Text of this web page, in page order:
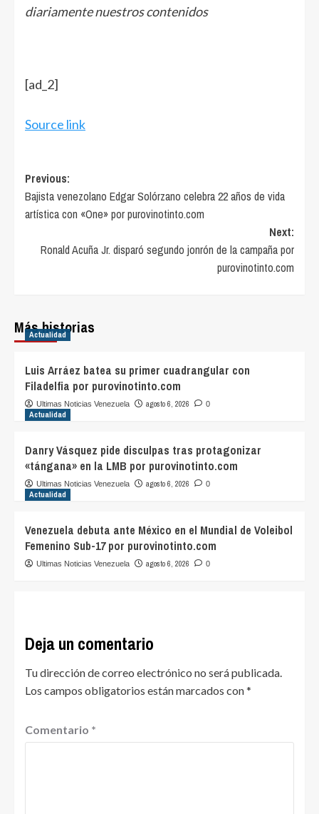
diariamente nuestros contenidos
[ad_2]
Source link
Post
navigation
Previous:
Bajista venezolano Edgar Solórzano celebra 22 años de vida
artística con «One» por purovinotinto.com
Next:
Ronald Acuña Jr. disparó segundo jonrón de la campaña por
purovinotinto.com
Más historias
Actualidad
Luis Arráez batea su primer cuadrangular con
Filadelfia por purovinotinto.com
Ultimas Noticias Venezuela agosto 6, 2026 0
Actualidad
Danry Vásquez pide disculpas tras protagonizar
«tángana» en la LMB por purovinotinto.com
Ultimas Noticias Venezuela agosto 6, 2026 0
Actualidad
Venezuela debuta ante México en el Mundial de Voleibol
Femenino Sub-17 por purovinotinto.com
Ultimas Noticias Venezuela agosto 6, 2026 0
Deja un comentario
Tu dirección de correo electrónico no será publicada.
Los campos obligatorios están marcados con*
Comentario *